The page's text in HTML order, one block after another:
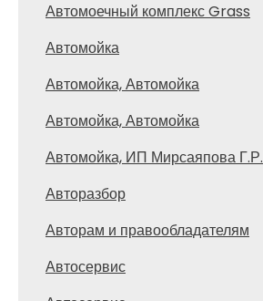
Автомоечный комплекс Grass
Автомойка
Автомойка, Автомойка
Автомойка, Автомойка
Автомойка, ИП Мирсаяпова Г.Р.
Авторазбор
Авторам и правообладателям
Автосервис